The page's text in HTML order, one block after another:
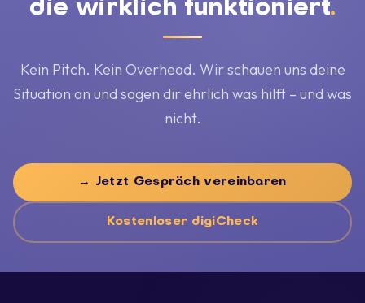
die wirklich funktioniert.
Kein Pitch. Kein Overhead. Wir schauen uns deine
Situation an und sagen dir ehrlich was hilft – und was
nicht.
→ Jetzt Gespräch vereinbaren
Kostenloser digiCheck